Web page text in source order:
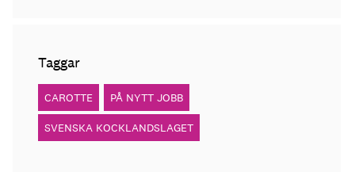
Taggar
CAROTTE PÅ NYTT JOBB
SVENSKA KOCKLANDSLAGET